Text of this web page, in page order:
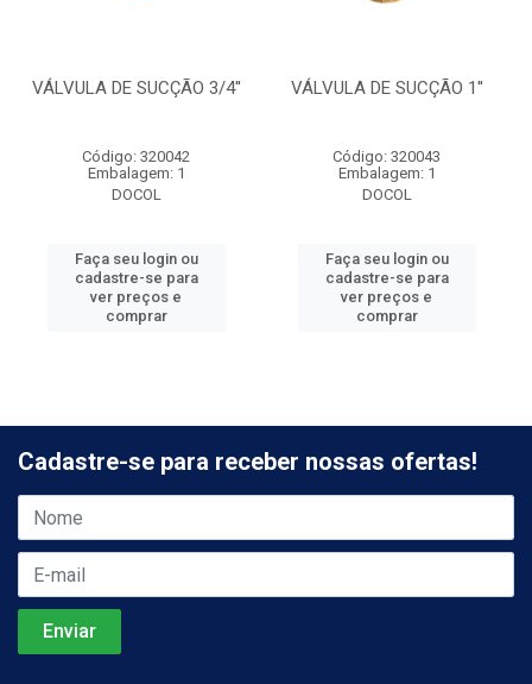
VÁLVULA DE SUCÇÃO 3/4''
Código: 320042
Embalagem: 1
DOCOL
Faça seu login ou
cadastre-se para
ver preços e
comprar
VÁLVULA DE SUCÇÃO 1''
Código: 320043
Embalagem: 1
DOCOL
Faça seu login ou
cadastre-se para
ver preços e
comprar
Cadastre-se para receber nossas ofertas!